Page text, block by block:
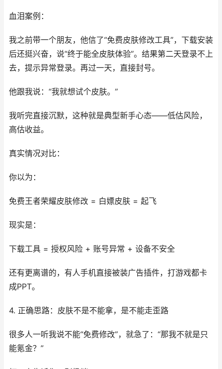
血泪案例：
我之前带一个朋友，他信了“免费皮肤修改工具”，下载安装
后还挺兴奋，说“终于能全皮肤体验”。结果第二天登录不上
去，提示异常登录。再过一天，直接封号。
他跟我说：“我就想试个皮肤。”
我听完直接沉默，这种就是典型新手心态——低估风险，
高估收益。
真实情况对比：
你以为：
免费王者荣耀皮肤修改 = 白嫖皮肤 = 起飞
现实是：
下载工具 = 授权风险 + 账号异常 + 设备不安全
还有更离谱的，有人手机直接被装广告插件，打游戏都卡
成PPT。
4. 正确思路：皮肤不是不能拿，是不能走歪路
很多人一听我说不能“免费修改”，就急了：“那我不就是只
能氪金？”